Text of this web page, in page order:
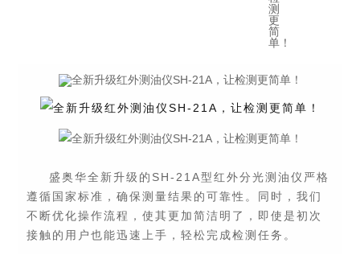
盛奥华全新升级的SH-21A型红外分光测油仪严格
遵循国家标准，确保测量结果的可靠性。同时，我们
不断优化操作流程，使其更加简洁明了，即使是初次
接触的用户也能迅速上手，轻松完成检测任务。